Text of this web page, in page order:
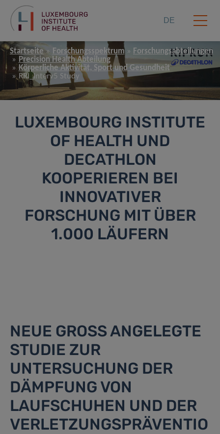
DE
Startseite Forschungsspektrum
Forschungsabteilungen
Precision Health Abteilung
Körperliche Aktivität, Sport und Gesundheit
RRI_Interv5 Study
LUXEMBOURG INSTITUTE
OF HEALTH UND
DECATHLON
KOOPERIEREN BEI
INNOVATIVER
FORSCHUNG MIT ÜBER
1.000 LÄUFERN
NEUE GROSS ANGELEGTE S
TUDIE ZUR U
NTERSUCHUNG DER D
ÄMPFUNG VON L
AUFSCHUHEN UND DER V
ERLETZUNGSPRÄVENTION